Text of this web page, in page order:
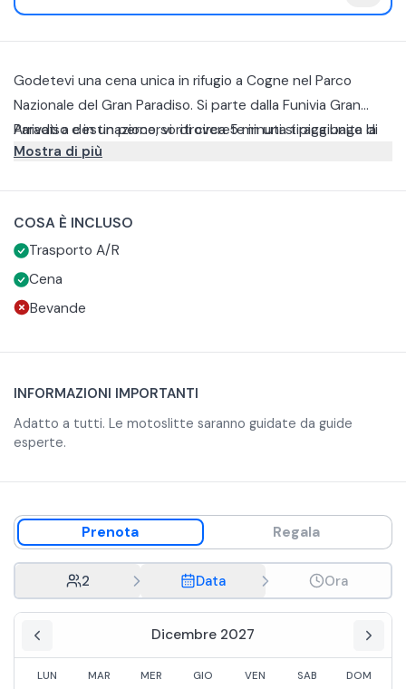
Godetevi una cena unica in rifugio a Cogne nel Parco
Nazionale del Gran Paradiso. Si parte dalla Funivia Gran
Paradiso e in un percorso di circa 5 minuti si raggiunge la
baita.
Arrivati a destinazione, vi ritroverete in una tipica baita di
montagna dove potrete assaporare un menù con piatti
Dolce
Le bevande sono escluse dal prezzo.
Al termine della cena la struttura organizzerà, sempre in
motoslitta, il rientro al punto d'incontro.
E' possibile anche selezionare il tour per la cena di Natale
menù nella descrizione del tour
Mostra di più
COSA È INCLUSO
Trasporto A/R
Cena
Bevande
INFORMAZIONI IMPORTANTI
Adatto a tutti. Le motoslitte saranno guidate da guide
esperte.
Prenota Regala
2 Data Ora
Dicembre 2027
LUN MAR MER GIO VEN SAB DOM